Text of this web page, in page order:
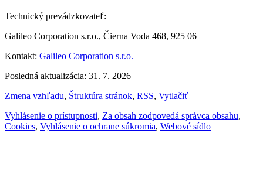
Technický prevádzkovateľ:
Galileo Corporation s.r.o., Čierna Voda 468, 925 06
Kontakt: Galileo Corporation s.r.o.
Posledná aktualizácia: 31. 7. 2026
Zmena vzhľadu, Štruktúra stránok, RSS, Vytlačiť
Vyhlásenie o prístupnosti, Za obsah zodpovedá správca obsahu,
Cookies, Vyhlásenie o ochrane súkromia, Webové sídlo